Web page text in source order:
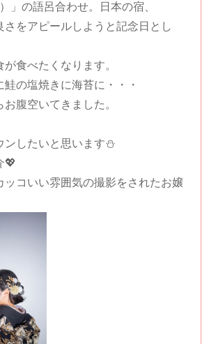
」の語呂合わせ。日本の宿、
さをアピールしようと記念日とし
食べたくなります。
鮭の塩焼きに海苔に・・・
腹空いてきました。
ンしたいと思います⛄️
💖
ッコいい雰囲気の撮影をされたお嬢